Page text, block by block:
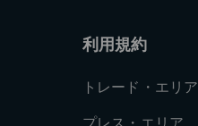
利用規約
トレード・エリア